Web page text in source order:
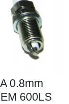
0.8mm
600LS